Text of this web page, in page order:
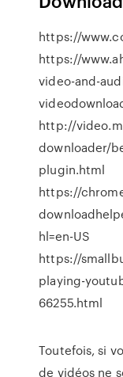
https://
https://
video-and-
http://
downloader/
plugin.html
https://
hl=en-US
https://
playing-
66255.html
Toutefois, si
de vidéos ne